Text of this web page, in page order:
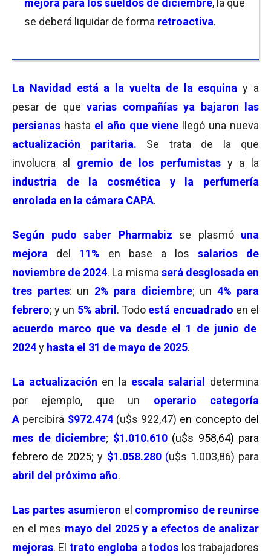
mejora para los sueldos de diciembre, la que
se deberá liquidar de forma retroactiva.
La Navidad está a la vuelta de la esquinay a
pesar de quevarias compañías ya bajaron las
persianas hasta el año que viene
llegó una nueva
actualización paritaria. Se trata de la que
involucra al gremio de los perfumistas y a la
industria de la cosmética y la perfumería
enrolada en la cámara CAPA.
Según pudo saber Pharmabiz se plasmó una
mejora
del 11% en base a los salarios de
noviembre de 2024. La misma será desglosada en
tres partes: un 2% para diciembre; un 4% para
febrero; y un 5% abril . Todo está encuadrado en el
acuerdo marco que va desde el 1 de junio de
2024y hasta el 31 de mayo de 2025.
La actualización en la escala salarial
determina
por ejemplo, que un operario
categoría
A percibirá $972.474 (u$s 922,47) en concepto del
mes de diciembre; $1.010.610 (u$s 958,64) para
febrero de 2025; y $1.058.280 (u$s 1.003,86) para
abril del próximo año.
Las partes asumieron el compromiso de reunirse
en el mes mayo del 2025 y a efectos de analizar
mejoras. El trato engloba atodos los trabajadores